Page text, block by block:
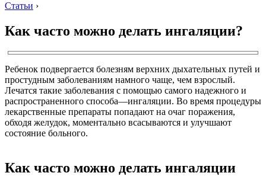
Статьи ›
Как часто можно делать ингаляции?
Ребенок подвергается болезням верхних дыхательных путей и
простудным заболеваниям намного чаще, чем взрослый.
Лечатся такие заболевания с помощью самого надежного и
распространенного способа—ингаляции. Во время процедуры
лекарственные препараты попадают на очаг поражения,
обходя желудок, моментально всасываются и улучшают
состояние больного.
Как часто можно делать ингаляции